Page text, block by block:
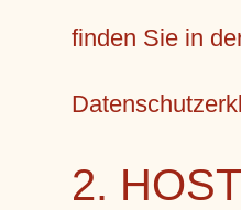
finden Sie in
2.